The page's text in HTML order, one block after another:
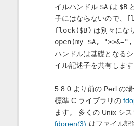
イルハンドル $Aは $B
子にはならないので、
flock($B) は別々にな
open(my $A,
ハンドルは基礎となる
イル記述子を共有します
5.8.0 より前の Perl の場
標準 C ライブラリの
ます。 多くの Unix シス
fdopen(3) はファイル記